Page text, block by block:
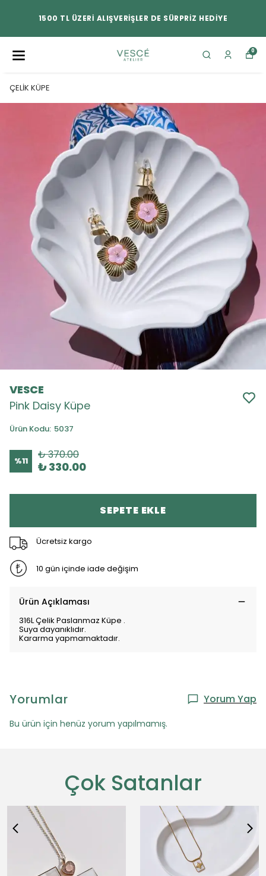
1500 TL ÜZERİ ALIŞVERİŞLER DE SÜRPRİZ HEDİYE
0
ÇELİK KÜPE
VESCE
Pink Daisy Küpe
Ürün Kodu: 5037
%11 ₺ 370.00
₺ 330.00
SEPETE EKLE
Ücretsiz kargo
10 gün içinde iade değişim
Ürün Açıklaması
316L Çelik Paslanmaz Küpe .
Suya dayanıklıdır.
Kararma yapmamaktadır.
Yorumlar Yorum Yap
Bu ürün için henüz yorum yapılmamış.
Çok Satanlar